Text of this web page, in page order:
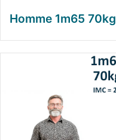
Homme 1m65 70kg